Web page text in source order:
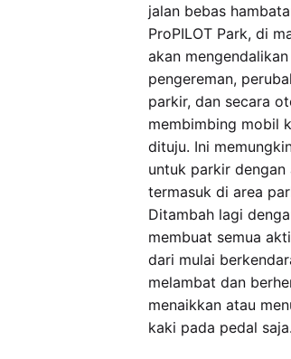
jalan bebas
ProPILOT Park, di
akan mengendalikan
pengereman,
parkir, dan secara
membimbing mobil
dituju. Ini
untuk parkir dengan
termasuk di area
Ditambah lagi
membuat semua
dari mulai
melambat dan
menaikkan atau
kaki pada pedal saja.